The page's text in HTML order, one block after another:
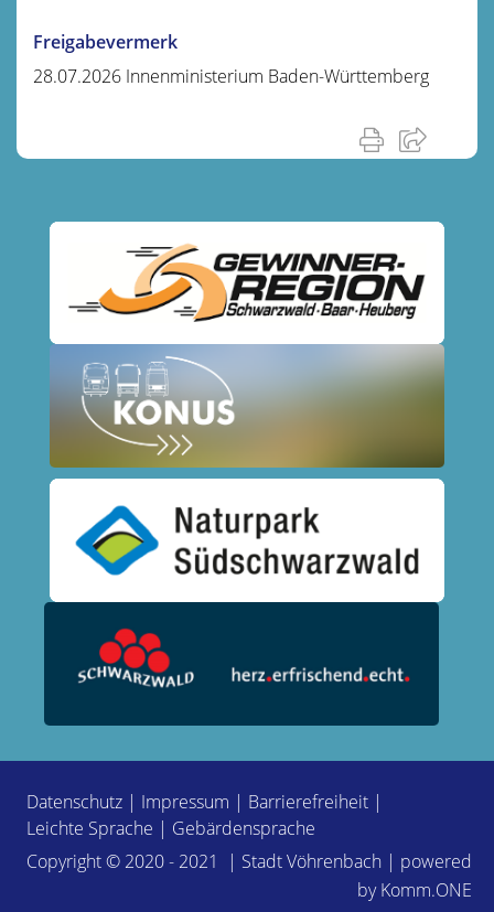
Freigabevermerk
28.07.2026 Innenministerium Baden-Württemberg
Datenschutz | Impressum | Barrierefreiheit |
Leichte Sprache | Gebärdensprache
Copyright © 2020 - 2021 | Stadt Vöhrenbach | powered
byKomm.ONE